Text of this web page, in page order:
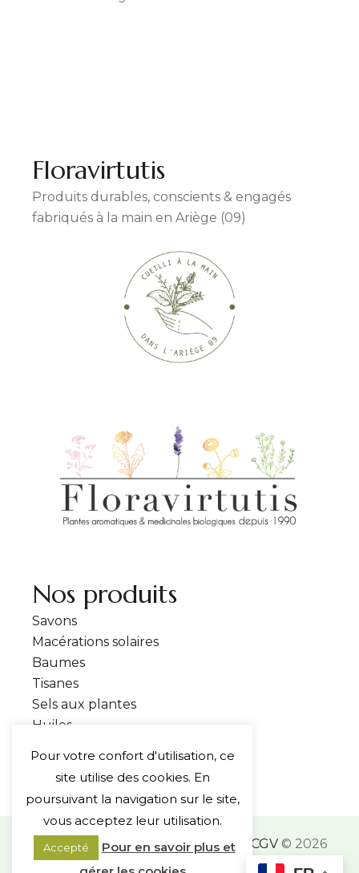
Floravirtutis
Produits durables, conscients & engagés
fabriqués à la main en Ariège (09)
Nos produits
Savons
Macérations solaires
Baumes
Tisanes
Sels aux plantes
Huiles
Mentions légales PC & Cookies CGV© 2026
Floravirtutis, Tous droits réservés. Site Made
Pour votre confort d'utilisation, ce
site utilise des cookies. En
poursuivant la navigation sur le site,
vous acceptez leur utilisation.
Accepté
Pour en savoir plus et